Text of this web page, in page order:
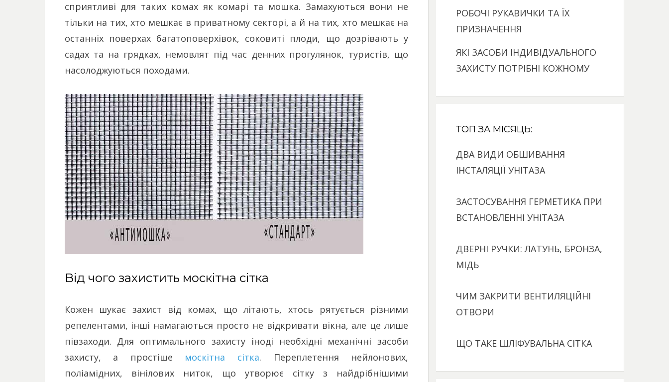
сприятливі для таких комах як комарі та мошка. Замахуються вони не
тільки на тих, хто мешкає в приватному секторі, а й на тих, хто мешкає на
останніх поверхах багатоповерхівок, соковиті плоди, що дозрівають у
садах та на грядках, немовлят під час денних прогулянок, туристів, що
насолоджуються походами.
Від чого захистить москітна сітка
Кожен шукає захист від комах, що літають, хтось рятується різними
репелентами, інші намагаються просто не відкривати вікна, але це лише
півзаходи. Для оптимального захисту іноді необхідні механічні засоби
захисту, а простіше москітна сітка. Переплетення нейлонових,
поліамідних, вінілових ниток, що утворює сітку з найдрібнішими
РОБОЧІ РУКАВИЧКИ ТА ЇХ
ПРИЗНАЧЕННЯ
ЯКІ ЗАСОБИ ІНДИВІДУАЛЬНОГО
ЗАХИСТУ ПОТРІБНІ КОЖНОМУ
ТОП ЗА МІСЯЦЬ:
ДВА ВИДИ ОБШИВАННЯ
ІНСТАЛЯЦІЇ УНІТАЗА
ЗАСТОСУВАННЯ ГЕРМЕТИКА ПРИ
ВСТАНОВЛЕННІ УНІТАЗА
ДВЕРНІ РУЧКИ: ЛАТУНЬ, БРОНЗА,
МІДЬ
ЧИМ ЗАКРИТИ ВЕНТИЛЯЦІЙНІ
ОТВОРИ
ЩО ТАКЕ ШЛІФУВАЛЬНА СІТКА